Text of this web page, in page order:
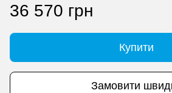
36 570 грн
Купити
Замовити